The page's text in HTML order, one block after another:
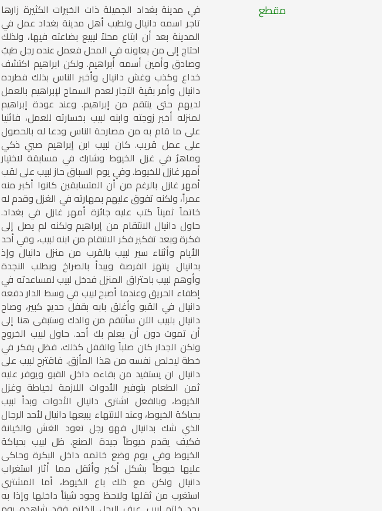
مقطع في مدينة بغداد الجميلة ذات الخيرات الكثيرة زارها
تاجر اسمه دانيال ولطيب أهل مدينة بغداد عمل في
المدينة بعد أن ابتاع محلاً ليبيع بضاعته فيها، ولذلك
احتاج إلى من يعاونه في المحل فعمل عنده رجل طيبٌ
وصادق وأمين أسمه أبراهيم. ولكن ابراهيم اكتشف
خداع وكذب وغش دانيال وأخبر الناس بذلك فطرده
دانيال وأمر بقية التجار لعدم السماح لإبراهيم بالعمل
لديهم حتى ينتقم من إبراهيم. وعند عودة إبراهيم
لمنزله أخبر زوجته وابنه لبيب بخسارته للعمل، فاثنيا
على ما قام به من مصارحة الناس ودعا له بالحصول
على عمل قريب. كان لبيب ابن إبراهيم صبي ذكي
وماهرٌ في غزل الخيوط وشارك في مسابقة لاختيار
أمهر غازل للخيوط. وفي يوم السباق حاز لبيب على لقب
أمهر غازل بالرغم من أن المتسابقين كانوا أكبر منه
عمراً، ولكنه تفوق عليهم بمهارته في الغزل وقدم له
خاتماً ثميناً كتب عليه جائزة أمهر غازل في بغداد.
حاول دانيال الانتقام من إبراهيم ولكنه لم يصل إلى
فكرة وبعد تفكير فكر الانتقام من ابنه لبيب، وفي أحد
الأيام وأثناء سير لبيب بالقرب من منزل دانيال وإذ
بدانيال ينتهز الفرصة ويبدأ بالصراخ وبطلب النجدة
وأوهم لبيب باحتراق المنزل فدخل لبيب لمساعدته في
إطفاء الحريق وعندما أصبح لبيب في وسط الدار دفعه
دانيال في القبو وأغلق بابه بقفل حديدٍ كبير، وصاح
دانيال بلبيب الآن سأنتقم من والدك وستبقى هنا إلى
أن تموت دون أن يعلم بك أحد. حاول لبيب الخروج
ولكن الجدار كان صلباً والقفل كذلك، فظل يفكر في
خطة ليخلص نفسه من هذا المأزق. فاقترح لبيب على
دانيال ان يستفيد من بقاءه داخل القبو ويوفر عليه
ثمن الطعام بتوفير الأدوات اللازمة لخياطة وغزل
الخيوط، وبالفعل اشترى دانيال الأدوات وبدأ لبيب
بحياكة الخيوط، وعند الانتهاء يبيعها دانيال لأحد الرجال
الذي شك بدانيال فهو رجل تعود الغش والخيانة
فكيف يقدم خيوطاً جيدة الصنع. ظل لبيب بحياكة
الخيوط وفي يوم وضع خاتمه داخل البكرة وحاكى
عليها خيوطاً بشكل أكبر وأثقل مما أثار استغراب
دانيال ولكن مع ذلك باع الخيوط، أما المشتري
استغرب من ثقلها ولاحظ وجود شيئاً داخلها وإذا به